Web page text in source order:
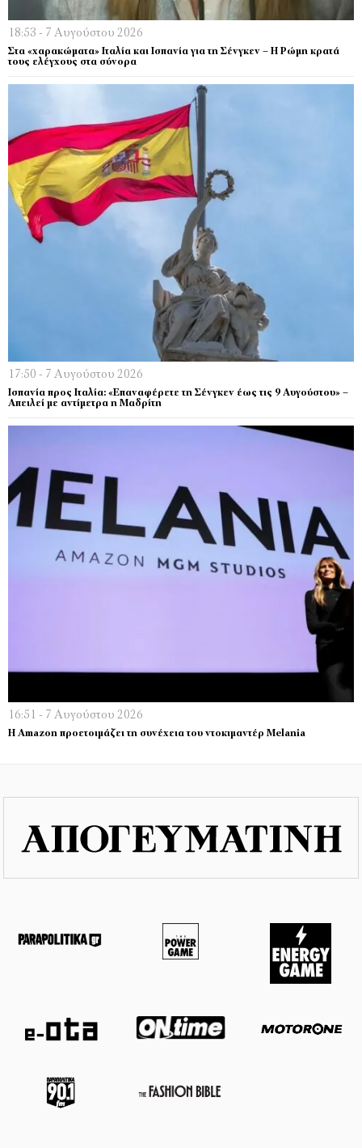
18:53 - 7 Αυγούστου 2026
Στα «χαρακώματα» Ιταλία και Ισπανία για τη Σένγκεν – Η Ρώμη κρατά
τους ελέγχους στα σύνορα
17:50 - 7 Αυγούστου 2026
Ισπανία προς Ιταλία: «Επαναφέρετε τη Σένγκεν έως τις 9 Αυγούστου» –
Απειλεί με αντίμετρα η Μαδρίτη
16:51 - 7 Αυγούστου 2026
Η Amazon προετοιμάζει τη συνέχεια του ντοκιμαντέρ Melania